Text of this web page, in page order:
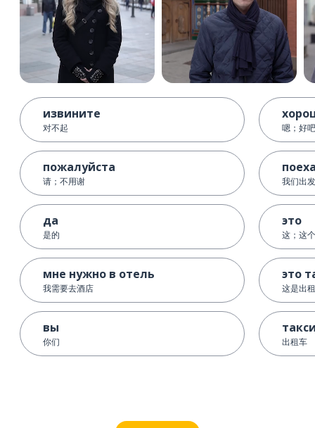
извините
对不起
пожалуйста
请；不用谢
да
是的
мне нужно в отель
我需要去酒店
вы
你们
嗯；好
我们出
это
这；这个
это
这是出
出租车